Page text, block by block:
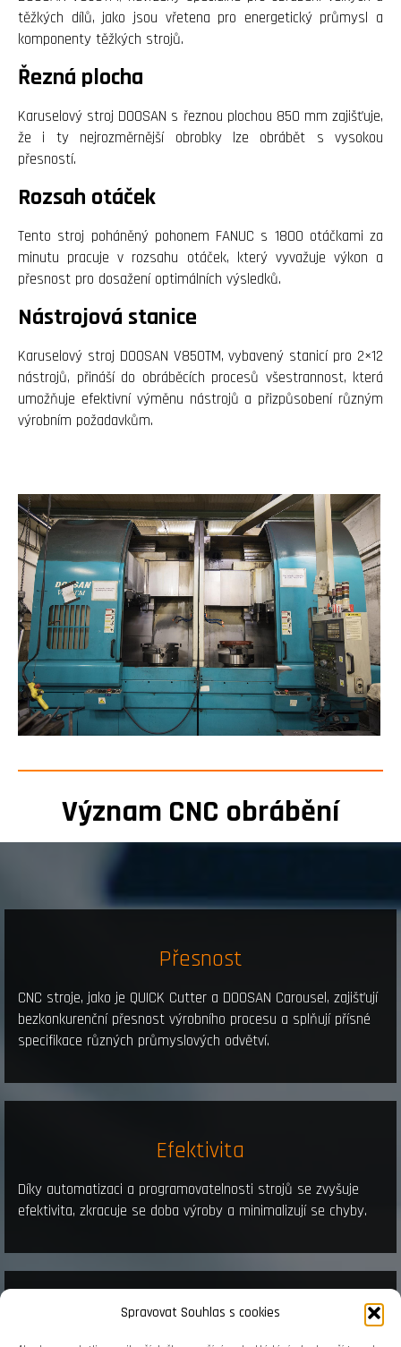
Spravovat Souhlas s cookies
těžkých dílů, jako jsou vřetena pro energetický průmysl a
komponenty těžkých strojů.
Řezná plocha
Karuselový stroj DOOSAN s řeznou plochou 850 mm zajišťuje,
že i ty nejrozměrnější obrobky lze obrábět s vysokou
přesností.
Rozsah otáček
Tento stroj poháněný pohonem FANUC s 1800 otáčkami za
minutu pracuje v rozsahu otáček, který vyvažuje výkon a
přesnost pro dosažení optimálních výsledků.
Nástrojová stanice
Karuselový stroj DOOSAN V850TM, vybavený stanicí pro 2×12
nástrojů, přináší do obráběcích procesů všestrannost, která
umožňuje efektivní výměnu nástrojů a přizpůsobení různým
výrobním požadavkům.
Význam CNC obrábění
Přesnost
CNC stroje, jako je QUICK Cutter a DOOSAN Carousel, zajišťují
bezkonkurenční přesnost výrobního procesu a splňují přísné
specifikace různých průmyslových odvětví.
Efektivita
Díky automatizaci a programovatelnosti strojů se zvyšuje
efektivita, zkracuje se doba výroby a minimalizují se chyby.
Všestrannost